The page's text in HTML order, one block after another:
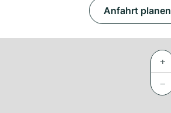
Anfahrt planen
+
−